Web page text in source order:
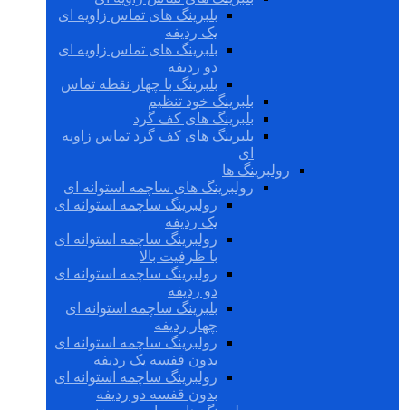
بلبرینگ های تماس زاویه ای
یک ردیفه
بلبرینگ های تماس زاویه ای
دو ردیفه
بلبرینگ با چهار نقطه تماس
بلبرینگ خود تنظیم
بلبرینگ های کف گرد
بلبرینگ های کف گرد تماس زاویه
ای
رولبرینگ ها
رولبرینگ های ساچمه استوانه ای
رولبرینگ ساچمه استوانه ای
یک ردیفه
رولبرینگ ساچمه استوانه ای
با ظرفیت بالا
رولبرینگ ساچمه استوانه ای
دو ردیفه
بلبرینگ ساچمه استوانه ای
چهار ردیفه
رولبرینگ ساچمه استوانه ای
بدون قفسه یک ردیفه
رولبرینگ ساچمه استوانه ای
بدون قفسه دو ردیفه